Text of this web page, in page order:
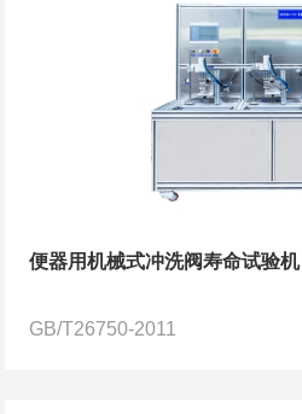
便器用机械式冲洗阀寿命试验机
GB/T26750-2011